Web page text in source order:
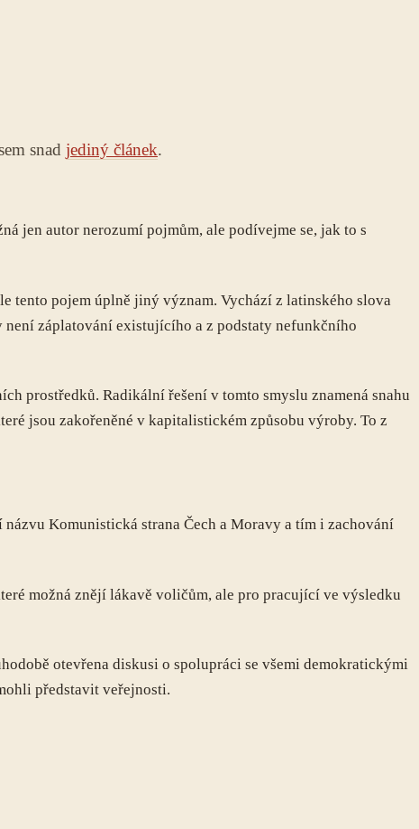
snad jediný článek.
jen autor nerozumí pojmům, ale podívejme se, jak to s
tento pojem úplně jiný význam. Vychází z latinského slova
záplatování existujícího a z podstaty nefunkčního
prostředků. Radikální řešení v tomto smyslu znamená snahu
jsou zakořeněné v kapitalistickém způsobu výroby. To z
Komunistická strana Čech a Moravy a tím i zachování
možná znějí lákavě voličům, ale pro pracující ve výsledku
otevřena diskusi o spolupráci se všemi demokratickými
představit veřejnosti.